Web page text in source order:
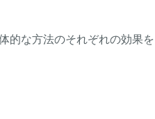
的な方法のそれぞれの効果を